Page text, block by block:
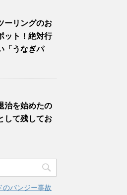
ーリングのお
ット！絶対行
「うなぎパ
治を始めたの
して残してお
のバンジー事故